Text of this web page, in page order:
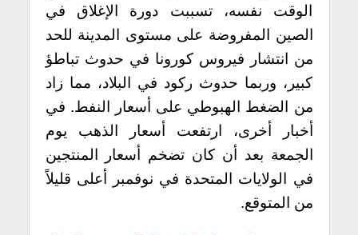
الوقت نفسه، تسببت دورة الإغلاق في
الصين المفروضة على مستوى المدينة للحد
من انتشار فيروس كورونا في حدوث تباطؤ
كبير، وربما حدوث ركود في البلاد، مما زاد
من الضغط الهبوطي على أسعار النفط. في
أخبار أخرى، ارتفعت أسعار الذهب يوم
الجمعة بعد أن كان تضخم أسعار المنتجين
في الولايات المتحدة في نوفمبر أعلى قليلاً
من المتوقع.